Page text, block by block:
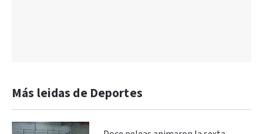
Más leidas de Deportes